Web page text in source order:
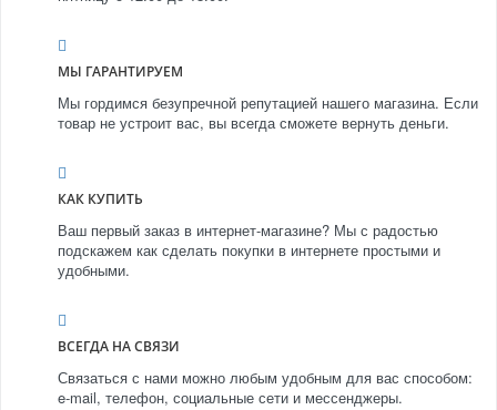
МЫ ГАРАНТИРУЕМ
Мы гордимся безупречной репутацией нашего магазина. Если
товар не устроит вас, вы всегда сможете вернуть деньги.
КАК КУПИТЬ
Ваш первый заказ в интернет-магазине? Мы с радостью
подскажем как сделать покупки в интернете простыми и
удобными.
ВСЕГДА НА СВЯЗИ
Связаться с нами можно любым удобным для вас способом:
e-mail, телефон, социальные сети и мессенджеры.